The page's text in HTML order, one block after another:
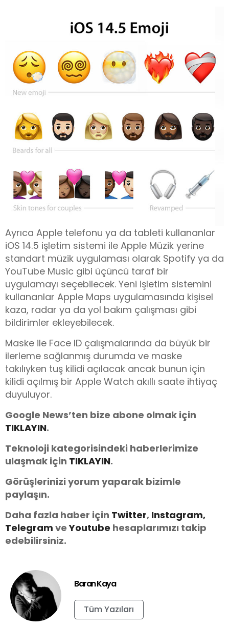
Ayrıca Apple telefonu ya da tableti kullananlar
iOS 14.5 işletim sistemi ile Apple Müzik yerine
standart müzik uygulaması olarak Spotify ya da
YouTube Music gibi üçüncü taraf bir
uygulamayı seçebilecek. Yeni işletim sistemini
kullananlar Apple Maps uygulamasında kişisel
kaza, radar ya da yol bakım çalışması gibi
bildirimler ekleyebilecek.
Maske ile Face ID çalışmalarında da büyük bir
ilerleme sağlanmış durumda ve maske
takılıyken tuş kilidi açılacak ancak bunun için
kilidi açılmış bir Apple Watch akıllı saate ihtiyaç
duyuluyor.
Google News’ten bize abone olmak için
TIKLAYIN.
Teknoloji kategorisindeki haberlerimize
ulaşmak için TIKLAYIN.
Görüşlerinizi yorum yaparak bizimle
paylaşın.
Daha fazla haber için Twitter, Instagram,
Telegram veYoutube hesaplarımızı takip
edebilirsiniz.
Baran Kaya
Tüm Yazıları